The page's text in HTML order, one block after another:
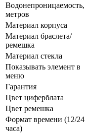
Водонепроницаемость,
метров
Материал корпуса
Материал браслета/
ремешка
Материал стекла
Показывать элемент в
меню
Гарантия
Цвет циферблата
Цвет ремешка
Формат времени (12/24
часа)